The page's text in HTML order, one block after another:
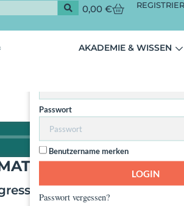
0,00€
AKADEMIE & WISSEN
Dieser Inhalt ist nur für
Nutzer sichtbar.
Passwort
Benutzername merken
LOGIN
Passwort vergessen?
ALS URSACHE
Schmerzmedizin